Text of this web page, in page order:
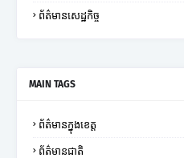
ព័ត៌មានសេដ្ឋកិច្ច
MAIN TAGS
ព័ត៌មានក្នុងខេត្ត
ព័ត៌មានជាតិ